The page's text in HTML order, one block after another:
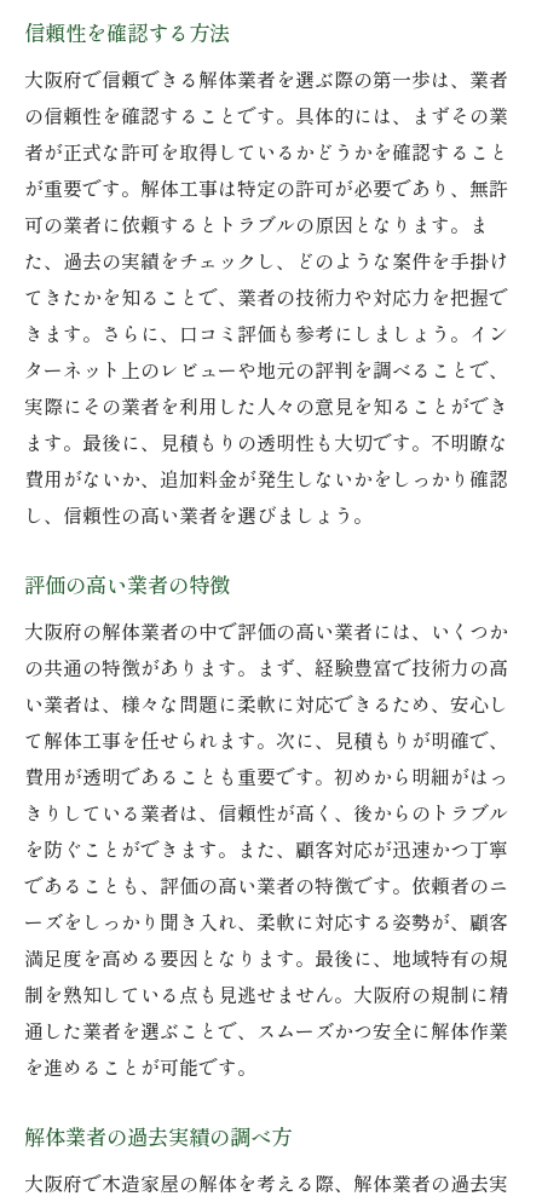
無料見積もりの取得方法
実績ある業者の見分け方
大阪府の解体業者の選び方
トラブル回避のための対策
大阪府での木造家屋解体をスムーズに進めるコ
ツ
事前準備の重要性
工事スケジュールの立て方
周囲の住民への配慮
解体中の環境への影響
適切な解体工法の選択
トラブル時の対応法
無料見積もりを活用した大阪府での解体業者選
複数業者からの見積もり比較
費用の透明性を確保する方法
追加費用の有無を確認
見積もり後の交渉術
不明点の問い合わせ方法
大阪府の解体業者が知るべき地域特有の規制と
は
大阪府の解体に関する法律
環境保護に関する規制
騒音規制の概要
廃棄物処理法のポイント
地方自治体の追加規制
口コミ評価で選ぶ大阪府の優良解体業者
信頼性を確認する方法
大阪府で信頼できる解体業者を選ぶ際の第一歩は、業者
の信頼性を確認することです。具体的には、まずその業
者が正式な許可を取得しているかどうかを確認すること
が重要です。解体工事は特定の許可が必要であり、無許
可の業者に依頼するとトラブルの原因となります。ま
た、過去の実績をチェックし、どのような案件を手掛け
てきたかを知ることで、業者の技術力や対応力を把握で
きます。さらに、口コミ評価も参考にしましょう。イン
ターネット上のレビューや地元の評判を調べることで、
実際にその業者を利用した人々の意見を知ることができ
ます。最後に、見積もりの透明性も大切です。不明瞭な
費用がないか、追加料金が発生しないかをしっかり確認
し、信頼性の高い業者を選びましょう。
評価の高い業者の特徴
大阪府の解体業者の中で評価の高い業者には、いくつか
の共通の特徴があります。まず、経験豊富で技術力の高
い業者は、様々な問題に柔軟に対応できるため、安心し
て解体工事を任せられます。次に、見積もりが明確で、
費用が透明であることも重要です。初めから明細がはっ
きりしている業者は、信頼性が高く、後からのトラブル
を防ぐことができます。また、顧客対応が迅速かつ丁寧
であることも、評価の高い業者の特徴です。依頼者のニ
ーズをしっかり聞き入れ、柔軟に対応する姿勢が、顧客
満足度を高める要因となります。最後に、地域特有の規
制を熟知している点も見逃せません。大阪府の規制に精
通した業者を選ぶことで、スムーズかつ安全に解体作業
を進めることが可能です。
解体業者の過去実績の調べ方
大阪府で木造家屋の解体を考える際、解体業者の過去実